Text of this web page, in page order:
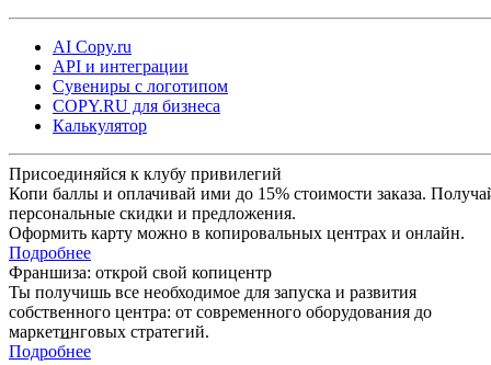
AI Copy.ru
API и интеграции
Сувениры с логотипом
COPY.RU для бизнеса
Калькулятор
Присоединяйся к клубу привилегий
Копи баллы и оплачивай ими до 15% стоимости заказа.
персональные скидки и предложения.
Оформить карту можно в копировальных центрах и онлайн.
Подробнее
Франшиза: открой свой копицентр
Ты получишь все необходимое для запуска и развития
собственного центра: от современного оборудования до
маркетинговых стратегий.
Подробнее